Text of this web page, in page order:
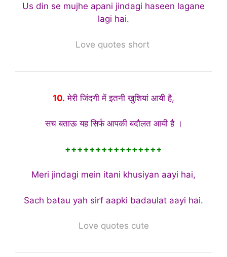
Us din se mujhe apani jindagi haseen lagane
lagi hai.
Love quotes short
10. मेरी जिंदगी में इतनी खुशियां आयी है,
सच बताऊ यह सिर्फ आपकी बदौलत आयी है ।
++++++++++++++++
Meri jindagi mein itani khusiyan aayi hai,
Sach batau yah sirf aapki badaulat aayi hai.
Love quotes cute